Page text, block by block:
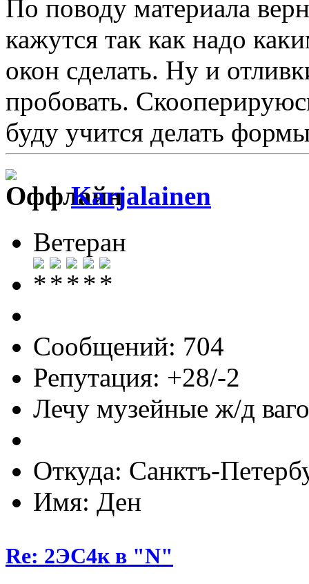
По поводу материала
кажутся так как надо
окон сделать. Ну и
пробовать.
буду учится делать
Karjalainen
Ветеран
Сообщений: 704
Репутация: +28/-2
Лечу музейные ж/д
Откуда: Санктъ-
Имя: Ден
Re: 2ЭС4к в "N"